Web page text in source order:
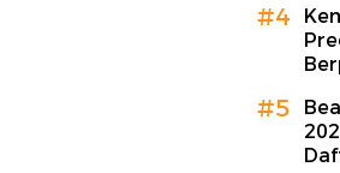
#4
#5